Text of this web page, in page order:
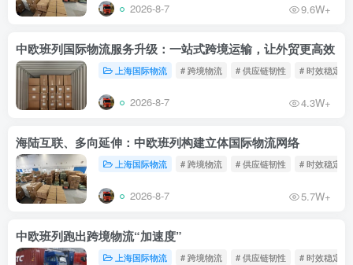
2026-8-7 9.6W+
中欧班列国际物流服务升级：一站式跨境运输，让外贸更高效
上海国际物流 # 跨境物流 # 供应链韧性 # 时效稳定
2026-8-7 4.3W+
海陆互联、多向延伸：中欧班列构建立体国际物流网络
上海国际物流 # 跨境物流 # 供应链韧性 # 时效稳定
2026-8-7 5.7W+
中欧班列跑出跨境物流“加速度”
上海国际物流 # 跨境物流 # 供应链韧性 # 时效稳定